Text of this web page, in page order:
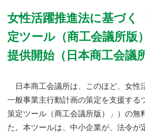
女性活躍推進法に基づく
定ツール（商工会議所版
提供開始（日本商工会議所
日本商工会議所は、このほど、女性
一般事業主行動計画の策定を支援する
策定ツール（商工会議所版）」）の無
た。本ツールは、中小企業が、法令が